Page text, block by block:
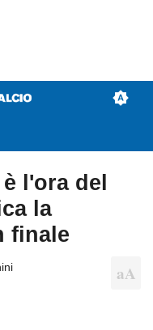
l'ora del
la
finale